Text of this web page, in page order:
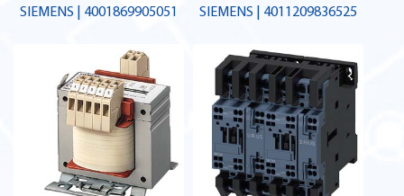
SIEMENS | 4001869905051
SIEMENS | 4011209836525